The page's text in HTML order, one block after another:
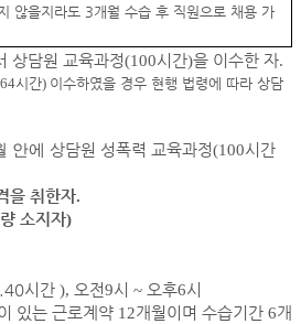
않을지라도 3개월 수습 후 직원으로 채용 가
상담원 교육과정(100시간)을 이수한 자.
시간) 이수하였을 경우 현행 법령에 따라 상담
안에 상담원 성폭력 교육과정(100시간
을 취한자.
소지자)
시간 ), 오전9시 ~ 오후6시
있는 근로계약 12개월이며 수습기간6개